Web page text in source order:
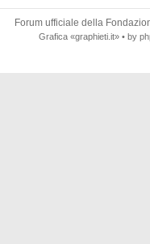
Forum ufficiale della
Grafica «graphieti.it» • by